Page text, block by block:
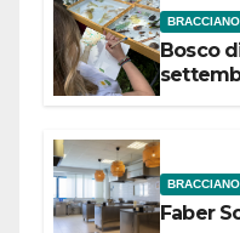
BRACCIANO
Bosco
BRACCIANO
Faber